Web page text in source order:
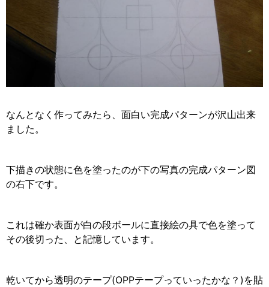
なんとなく作ってみたら、面白い完成パターンが沢山出来
ました。
下描きの状態に色を塗ったのが下の写真の完成パターン図
の右下です。
これは確か表面が白の段ボールに直接絵の具で色を塗って
その後切った、と記憶しています。
乾いてから透明のテープ(OPPテープっていったかな？)を貼